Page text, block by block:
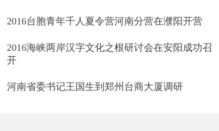
2016台胞青年千人夏令营河南分营在濮阳开营
2016海峡两岸汉字文化之根研讨会在安阳成功召
开
河南省委书记王国生到郑州台商大厦调研